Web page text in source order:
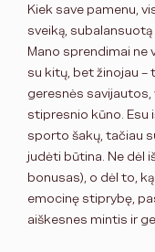
Kiek save pamenu,
sveiką,
Mano sprendimai
su kitų, bet žinojau –
geresnės
stipresnio kūno. Esu
sporto šakų, tačiau
judėti būtina. Ne dėl
bonusas), o dėl to,
emocinę stiprybę,
aiškesnes mintis ir